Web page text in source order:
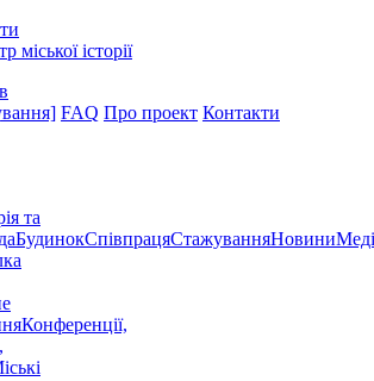
міської історії
FAQ Про проект Контакти
та
БудинокСпівпрацяСтажуванняНовини
Конференції,